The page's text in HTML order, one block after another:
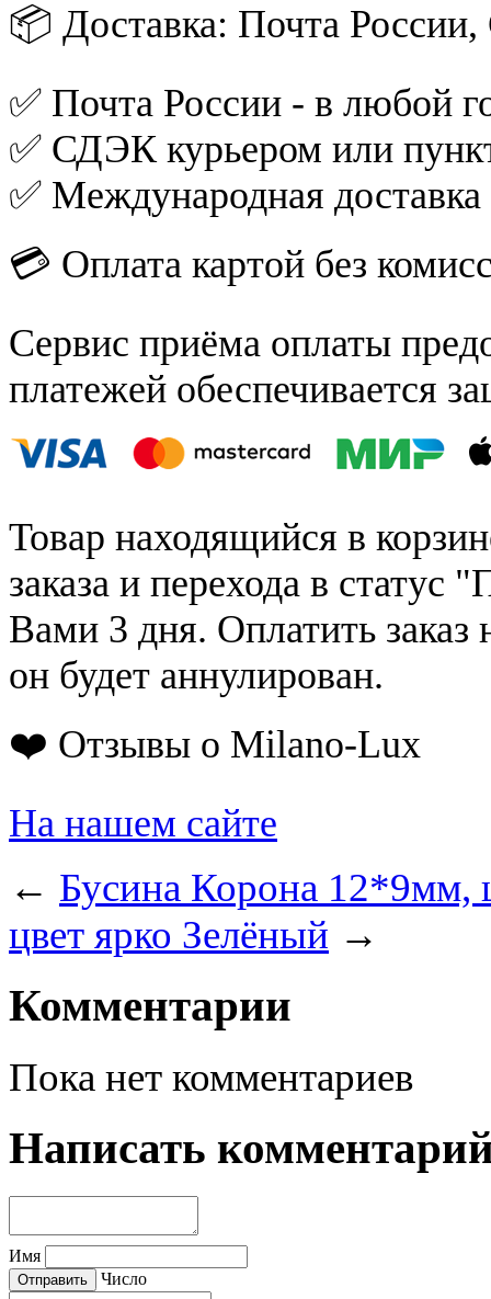
📦 Доставка: Почта
✅ Почта России - в любой
✅ СДЭК курьером или
✅ Международная
💳 Оплата картой без
Сервис приёма оплаты
платежей обеспечивается
Товар находящийся в
заказа и перехода в статус
Вами 3 дня. Оплатить заказ
он будет аннулирован.
❤️ Отзывы о Milano-Lux
На нашем сайте
← Бусина Корона 12*9мм,
цвет ярко Зелёный →
Комментарии
Пока нет комментариев
Написать
Имя
Число